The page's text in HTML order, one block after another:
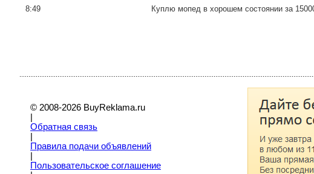
8:49 Куплю мопед в хорошем состоянии за
© 2008-2026 BuyReklama.ru
Обратная связь
Правила подачи объявлений
Пoльзовательское соглашение